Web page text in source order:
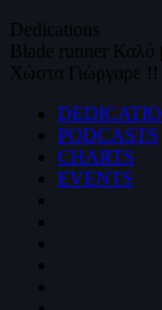
Dedications
Blade runner Καλό
Χώστα Γιώργαρε !!
PODCASTS
CHARTS
EVENTS